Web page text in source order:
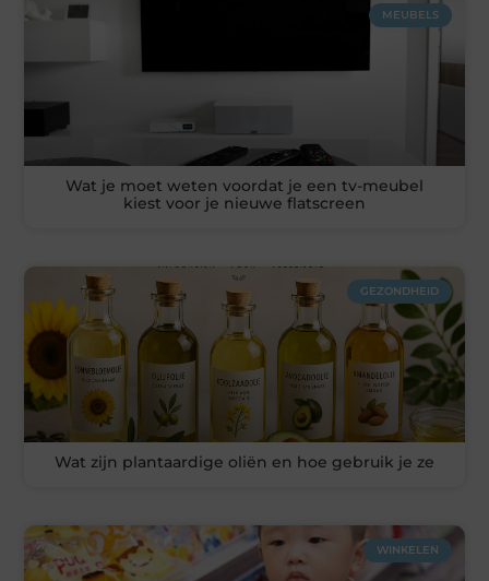
MEUBELS
Wat je moet weten voordat je een tv-meubel
kiest voor je nieuwe flatscreen
GEZONDHEID
Wat zijn plantaardige oliën en hoe gebruik je ze
WINKELEN